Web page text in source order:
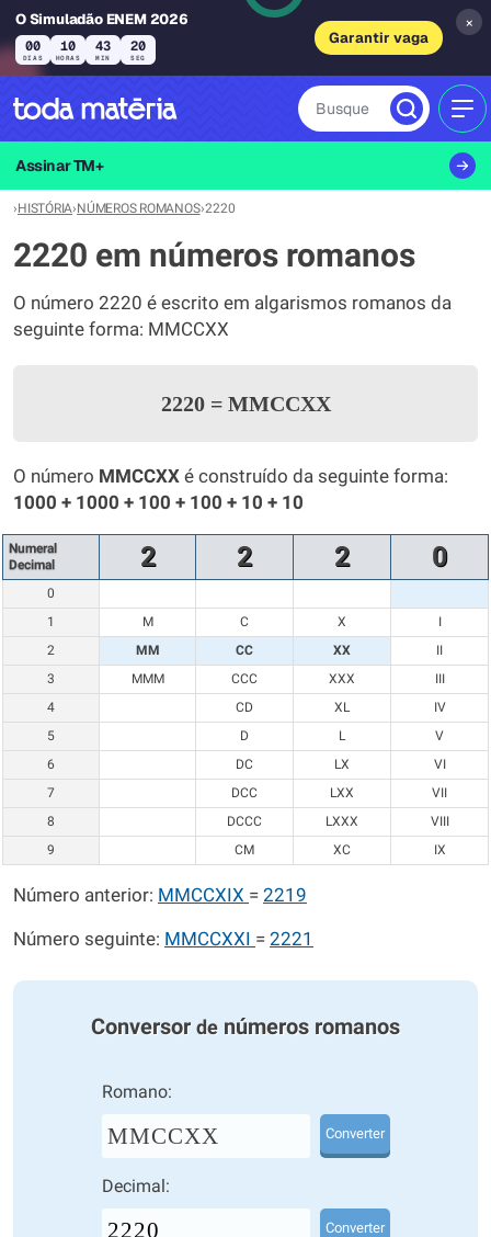
O Simuladão ENEM 2026
00
DIAS
10
HORAS
43
MIN
20
SEG
Garantir vaga
×
Busque
Assinar TM+
›HISTÓRIA›NÚMEROS ROMANOS›2220
2220 em números romanos
O número 2220 é escrito em algarismos romanos da
seguinte forma: MMCCXX
2220 =MMCCXX
O número MMCCXX é construído da seguinte forma:
1000 + 1000 + 100 + 100 + 10 + 10
Numeral
Decimal
2 2 2 0
0
1
M C X
I
2
MM CC XX
II
3
MMM CCC XXX
III
4
CD XL
IV
5
D L
V
6
DC LX
VI
7
DCC LXX
VII
8
DCCC LXXX
VIII
9
CM XC IX
Número anterior: MMCCXIX = 2219
Número seguinte: MMCCXXI = 2221
Conversor de números romanos
Romano:
MMCCXX Converter
Decimal:
Converter